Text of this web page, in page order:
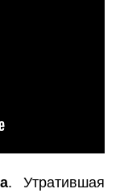
. Утратившая